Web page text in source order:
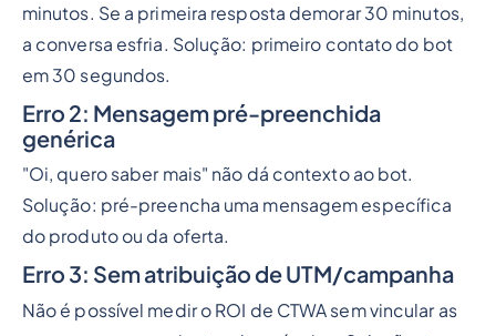
minutos. Se a primeira resposta demorar 30 minutos,
a conversa esfria. Solução: primeiro contato do bot
em 30 segundos.
Erro 2: Mensagem pré-preenchida
genérica
"Oi, quero saber mais" não dá contexto ao bot.
Solução: pré-preencha uma mensagem específica
do produto ou da oferta.
Erro 3: Sem atribuição de UTM/campanha
Não é possível medir o ROI de CTWA sem vincular as